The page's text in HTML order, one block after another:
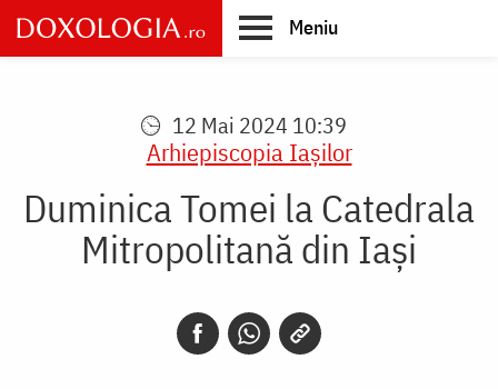
Skip
to
main
Meniu
12 Mai 2024 10:39
Arhiepiscopia Iaşilor
Duminica Tomei la Catedrala
Mitropolitană din Iași